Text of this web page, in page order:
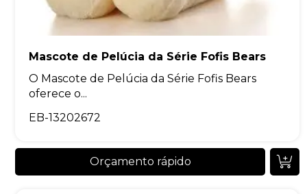
Mascote de Pelúcia da Série Fofis Bears
O Mascote de Pelúcia da Série Fofis Bears
oferece o...
EB-13202672
Orçamento rápido